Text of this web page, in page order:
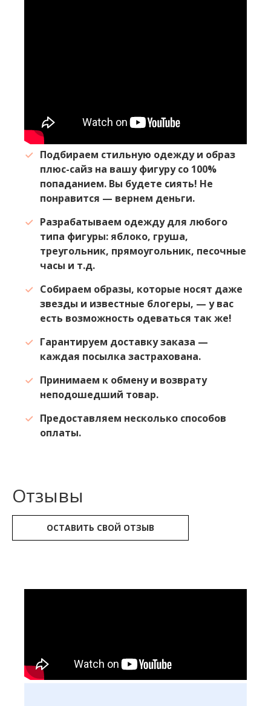
Подбираем стильную одежду и образ
плюс-сайз на вашу фигуру со 100%
попаданием. Вы будете сиять! Не
понравится — вернем деньги.
Разрабатываем одежду для любого
типа фигуры: яблоко, груша,
треугольник, прямоугольник, песочные
часы и т.д.
Собираем образы, которые носят даже
звезды и известные блогеры, — у вас
есть возможность одеваться так же!
Гарантируем доставку заказа —
каждая посылка застрахована.
Принимаем к обмену и возврату
неподошедший товар.
Предоставляем несколько способов
оплаты.
Отзывы
ОСТАВИТЬ СВОЙ ОТЗЫВ